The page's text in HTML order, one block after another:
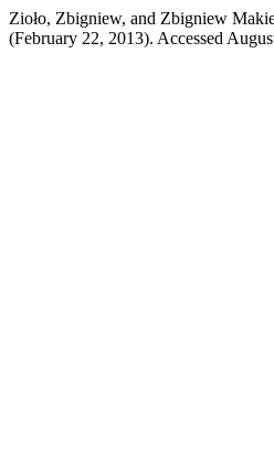
Zioło, Zbigniew, and Zbigniew
(February 22, 2013). Accessed